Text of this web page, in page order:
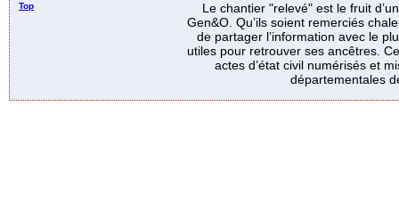
Top
Le chantier "relevé" est le fruit
Gen&O. Qu’ils soient remerciés
de partager l’information avec le
utiles pour retrouver ses ancêtres.
actes d’état civil numérisés et
départementales